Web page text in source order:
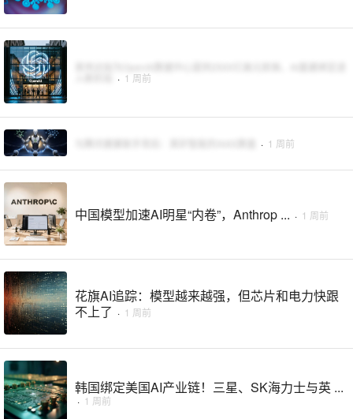
· 1 周前
· 1 周前
中国模型加速AI明星“内卷”，Anthrop ... · 1 周前
花旗AI追踪：模型越来越强，但芯片和电力快跟
不上了 · 1 周前
韩国绑定美国AI产业链！三星、SK海力士与英 ...
· 1 周前